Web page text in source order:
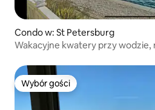
Condo w: St Petersburg
Wakacyjne kwatery przy wodzie,
Wybór gości
Wybór gości